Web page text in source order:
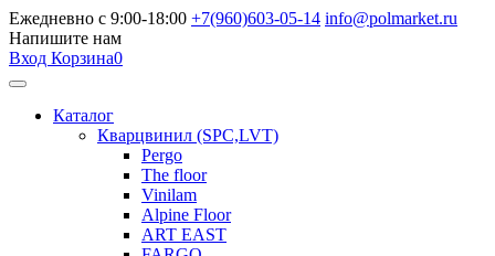
Ежедневно с 9:00-18:00 +7(960)603-05-14 info@polmarket.ru
Напишите нам
Вход Корзина0
Каталог
Кварцвинил (SPC,LVT)
Pergo
The floor
Vinilam
Alpine Floor
ART EAST